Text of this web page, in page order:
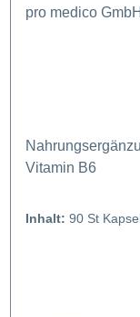
pro medico
Vitamin B6
Inhalt: 90 St